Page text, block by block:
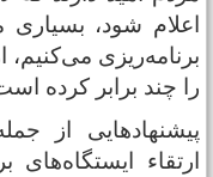
شود، بسیاری
می‌کنیم،
چند برابر کرده است.
از
ایستگاه‌های